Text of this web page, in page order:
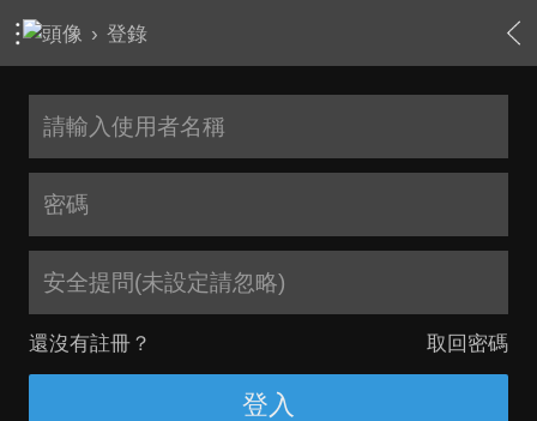
› 登錄
安全提問(未設定請忽略)
還沒有註冊？ 取回密碼
登入